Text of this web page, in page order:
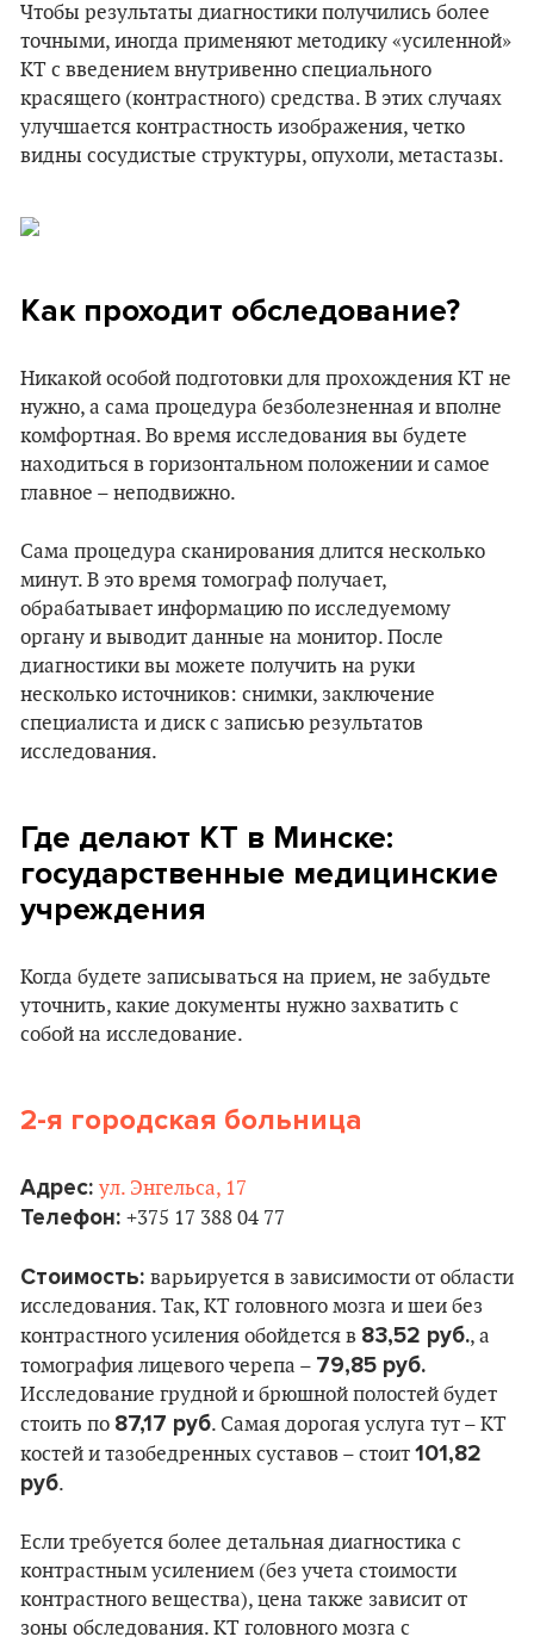
Чтобы результаты диагностики получились более
точными, иногда применяют методику «усиленной»
КТ с введением внутривенно специального
красящего (контрастного) средства. В этих случаях
улучшается контрастность изображения, четко
видны сосудистые структуры, опухоли, метастазы.
Как проходит обследование?
Никакой особой подготовки для прохождения КТ не
нужно, а сама процедура безболезненная и вполне
комфортная. Во время исследования вы будете
находиться в горизонтальном положении и самое
главное – неподвижно.
Сама процедура сканирования длится несколько
минут. В это время томограф получает,
обрабатывает информацию по исследуемому
органу и выводит данные на монитор. После
диагностики вы можете получить на руки
несколько источников: снимки, заключение
специалиста и диск с записью результатов
исследования.
Где делают КТ в Минске:
государственные медицинские
учреждения
Когда будете записываться на прием, не забудьте
уточнить, какие документы нужно захватить с
собой на исследование.
2-я городская больница
Адрес: ул. Энгельса, 17
Телефон: +375 17 388 04 77
Стоимость: варьируется в зависимости от области
исследования. Так, КТ головного мозга и шеи без
контрастного усиления обойдется в 83,52 руб., а
томография лицевого черепа – 79,85 руб.
Исследование грудной и брюшной полостей будет
стоить по 87,17 руб. Самая дорогая услуга тут – КТ
костей и тазобедренных суставов – стоит 101,82
руб.
Если требуется более детальная диагностика с
контрастным усилением (без учета стоимости
контрастного вещества), цена также зависит от
зоны обследования. КТ головного мозга с